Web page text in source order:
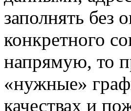
заполнять без
конкретного
напрямую, то
«нужные»
качествах и